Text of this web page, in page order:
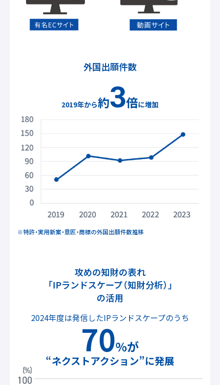
外国出願件数
2019年から約3倍に増加
※特許・実用新案・意匠・商標の外国出願件数推移
攻めの知財の表れ
「IPランドスケープ（知財分析）」
の活用
2024年度は発信したIPランドスケープのうち
70%が
“ネクストアクション”に発展